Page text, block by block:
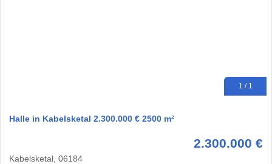
1 / 1
Halle in Kabelsketal 2.300.000 € 2500 m²
2.300.000 €
Kabelsketal, 06184